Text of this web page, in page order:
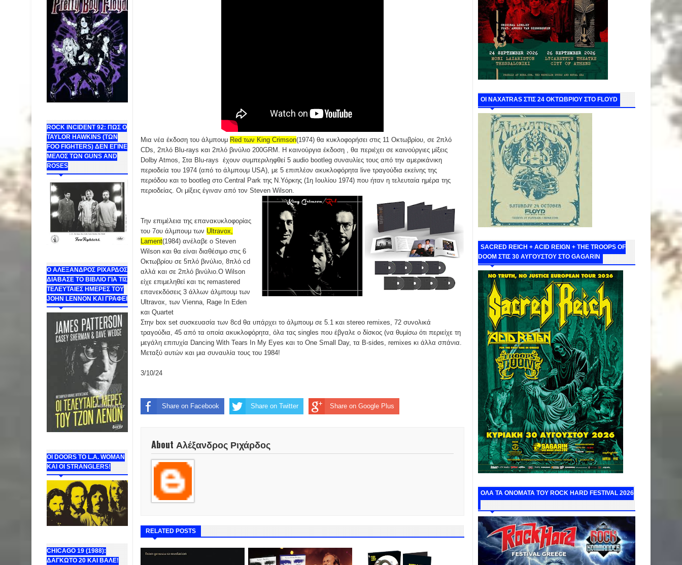
ROCK INCIDENT 92: ΠΩΣ Ο
TAYLOR HAWKINS (ΤΩΝ
FOO FIGHTERS) ΔΕΝ ΕΓΙΝΕ
ΜΕΛΟΣ ΤΩΝ GUNS AND
ROSES
Ο ΑΛΕΞΑΝΔΡΟΣ ΡΙΧΑΡΔΟΣ
ΔΙΑΒΑΣΕ ΤΟ ΒΙΒΛΙΟ ΓΙΑ ΤΙΣ
ΤΕΛΕΥΤΑΙΕΣ ΗΜΕΡΕΣ ΤΟΥ
JOHN LENNON ΚΑΙ ΓΡΑΦΕΙ
ΟΙ DOORS ΤΟ L.A. WOMAN
KAI OI STRANGLERS!
CHICAGO 19 (1988):
ΔΑΓΚΩΤΟ 20 ΚΑΙ ΒΑΛΕ!
Μια νέα έκδοση του άλμπουμ Red των King Crimson(1974) θα κυκλοφορήσει στις 11 Οκτωβρίου, σε 2πλό
CDs, 2πλό Blu-rays και 2πλό βινύλιο 200GRM. Η καινούργια έκδοση , θα περιέχει σε καινούργιες μίξεις
Dolby Atmos, Στα Blu-rays έχουν συμπεριληφθεί 5 audio bootleg συναυλίες τους από την αμερικάνικη
περιοδεία του 1974 (από το άλμπουμ USA), με 5 επιπλέον ακυκλοφόρητα live τραγούδια εκείνης της
περιόδου και το bootleg στο Central Park της Ν.Υόρκης (1η Ιουλίου 1974) που ήταν η τελευταία ημέρα της
περιοδείας. Οι μίξεις έγιναν από τον Steven Wilson.
Την επιμέλεια της επανακυκλοφορίας
του 7ου άλμπουμ των Ultravox,
Lament(1984) ανέλαβε ο Steven
Wilson και θα είναι διαθέσιμο στις 6
Οκτωβρίου σε 5πλό βινύλιο, 8πλό cd
αλλά και σε 2πλό βινύλιο.Ο Wilson
είχε επιμεληθεί και τις remastered
επανεκδόσεις 3 άλλων άλμπουμ των
Ultravox, των Vienna, Rage In Eden
και Quartet
Στην box set συσκευασία των 8cd θα υπάρχει το άλμπουμ σε 5.1 και stereo remixes, 72 συνολικά
τραγούδια, 45 από τα οποία ακυκλοφόρητα, όλα τας singles που έβγαλε ο δίσκος (να θυμίσω ότι περιείχε τη
μεγάλη επιτυχία Dancing With Tears In My Eyes και το Οne Small Day, τα B-sides, remixes κι άλλα σπάνια.
Μεταξύ αυτών και μια συναυλία τους του 1984!
3/10/24
Share on Facebook Share on Twitter Share on Google Plus
About Αλέξανδρος Ριχάρδος
RELATED POSTS
ΟΙ NAXATRAS ΣΤΙΣ 24 ΟΚΤΩΒΡΙΟΥ ΣΤΟ FLOYD
SACRED REICH + ACID REIGN + THE TROOPS OF
DOOM ΣΤΙΣ 30 ΑΥΓΟΥΣΤΟΥ ΣΤΟ GAGARIN
ΟΛΑ ΤΑ ΟΝΟΜΑΤΑ ΤΟΥ ROCK HARD FESTIVAL 2026